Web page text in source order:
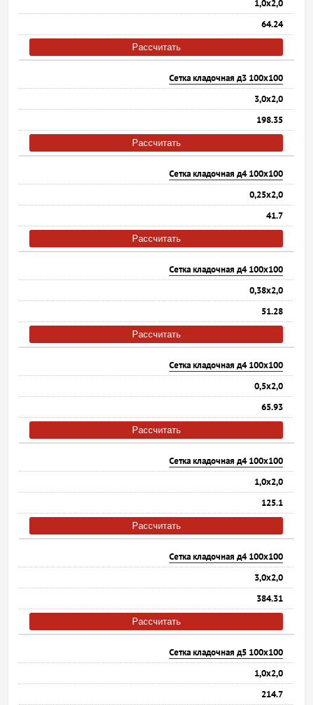
1,0х2,0
64.24
Рассчитать
Сетка кладочная д3 100х100
3,0х2,0
198.35
Рассчитать
Сетка кладочная д4 100х100
0,25х2,0
41.7
Рассчитать
Сетка кладочная д4 100х100
0,38х2,0
51.28
Рассчитать
Сетка кладочная д4 100х100
0,5х2,0
65.93
Рассчитать
Сетка кладочная д4 100х100
1,0х2,0
125.1
Рассчитать
Сетка кладочная д4 100х100
3,0х2,0
384.31
Рассчитать
Сетка кладочная д5 100х100
1,0х2,0
214.7